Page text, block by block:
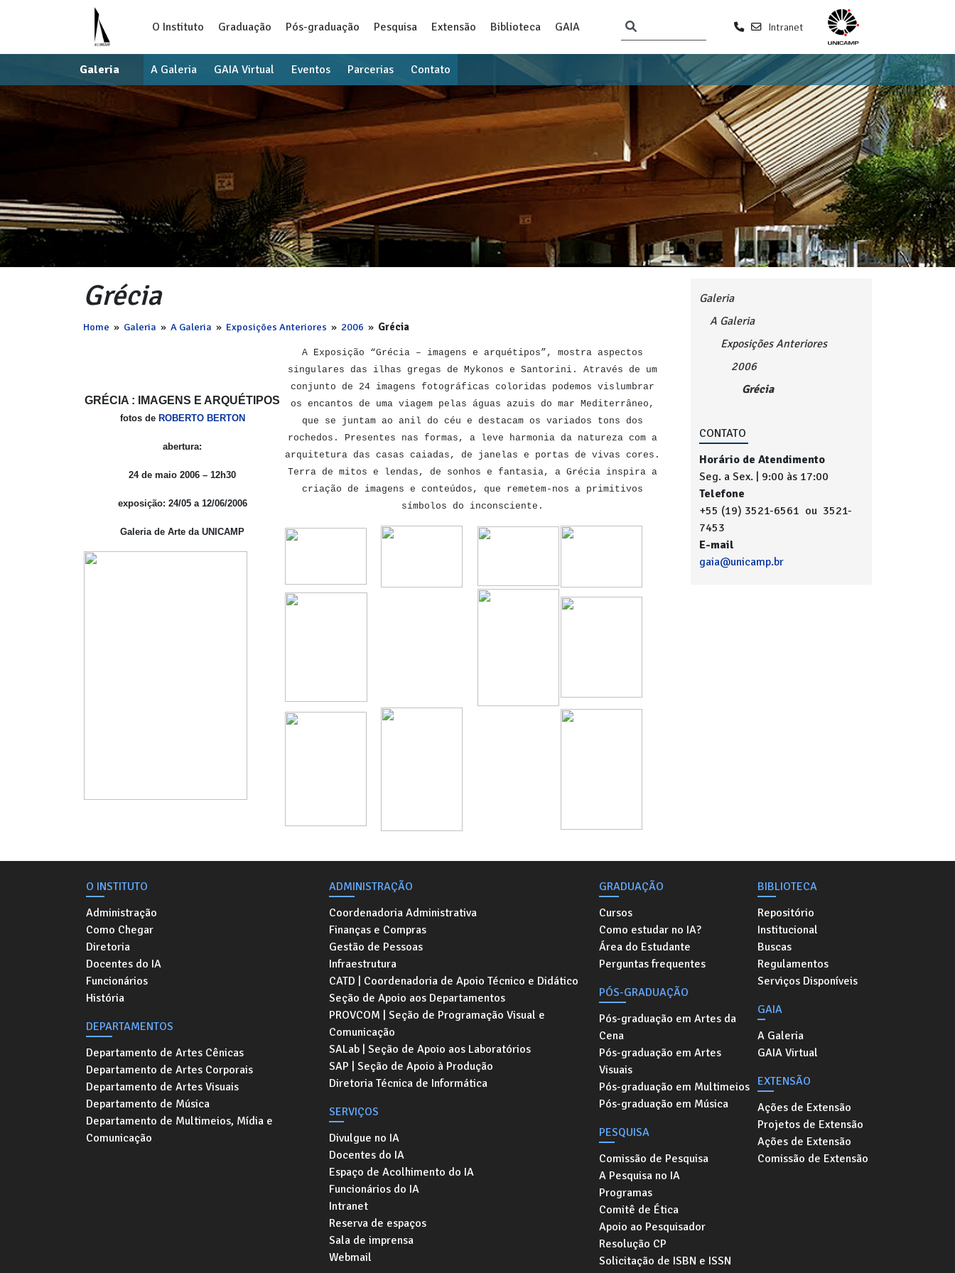
O Instituto Graduação Pós-graduação Pesquisa Extensão Biblioteca GAIA Intranet
Galeria A Galeria GAIA Virtual Eventos Parcerias Contato
Grécia
Home » Galeria » A Galeria » Exposições Anteriores » 2006 » Grécia
GRÉCIA : IMAGENS E ARQUÉTIPOS
fotos de ROBERTO BERTON
abertura:
24 de maio 2006 – 12h30
exposição: 24/05 a 12/06/2006
Galeria de Arte da UNICAMP
A Exposição “Grécia – imagens e arquétipos”, mostra aspectos
singulares das ilhas gregas de Mykonos e Santorini. Através de um
conjunto de 24 imagens fotográficas coloridas podemos vislumbrar
os encantos de uma viagem pelas águas azuis do mar Mediterrâneo,
que se juntam ao anil do céu e destacam os variados tons dos
rochedos. Presentes nas formas, a leve harmonia da natureza com a
arquitetura das casas caiadas, de janelas e portas de vivas cores.
Terra de mitos e lendas, de sonhos e fantasia, a Grécia inspira a
criação de imagens e conteúdos, que remetem-nos a primitivos
símbolos do inconsciente.
Galeria
A Galeria
Exposições Anteriores
2006
Grécia
CONTATO
Horário de Atendimento
Seg. a Sex. | 9:00 às 17:00
Telefone
+55 (19) 3521-6561 ou 3521-
7453
E-mail
gaia@unicamp.br
O INSTITUTO
Administração
Como Chegar
Diretoria
Docentes do IA
Funcionários
História
DEPARTAMENTOS
Departamento de Artes Cênicas
Departamento de Artes Corporais
Departamento de Artes Visuais
Departamento de Música
Departamento de Multimeios, Mídia e
Comunicação
ADMINISTRAÇÃO
Coordenadoria Administrativa
Finanças e Compras
Gestão de Pessoas
Infraestrutura
CATD | Coordenadoria de Apoio Técnico e Didático
Seção de Apoio aos Departamentos
PROVCOM | Seção de Programação Visual e
Comunicação
SALab | Seção de Apoio aos Laboratórios
SAP | Seção de Apoio à Produção
Diretoria Técnica de Informática
SERVIÇOS
Divulgue no IA
Docentes do IA
Espaço de Acolhimento do IA
Funcionários do IA
Intranet
Reserva de espaços
Sala de imprensa
Webmail
GRADUAÇÃO
Cursos
Como estudar no IA?
Área do Estudante
Perguntas frequentes
PÓS-GRADUAÇÃO
Pós-graduação em Artes da
Cena
Pós-graduação em Artes
Visuais
Pós-graduação em Multimeios
Pós-graduação em Música
PESQUISA
Comissão de Pesquisa
A Pesquisa no IA
Programas
Comitê de Ética
Apoio ao Pesquisador
Resolução CP
Solicitação de ISBN e ISSN
BIBLIOTECA
Repositório
Institucional
Buscas
Regulamentos
Serviços Disponíveis
GAIA
A Galeria
GAIA Virtual
EXTENSÃO
Ações de Extensão
Projetos de Extensão
Ações de Extensão
Comissão de Extensão